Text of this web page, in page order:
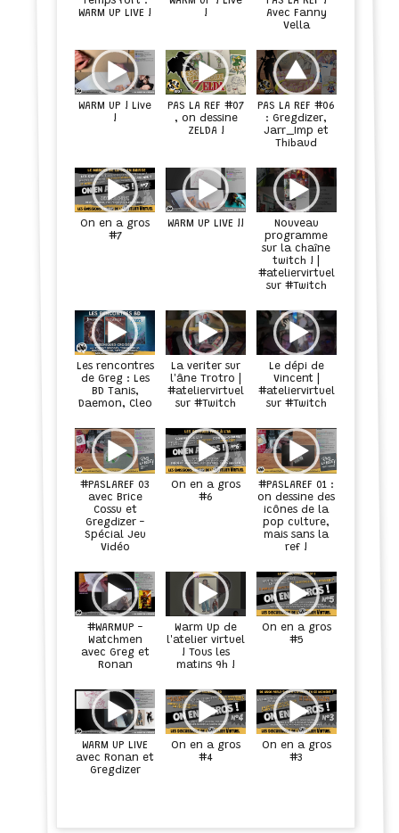
WARM UP LIVE ! !
Avec Fanny
Vella
WARM UP ! Live
!
PAS LA REF #07
, on dessine
ZELDA !
PAS LA REF #06
: Gregdizer,
Jarr_Imp et
Thibaud
On en a gros
#7
WARM UP LIVE !!
Nouveau
programme
sur la chaîne
twitch ! |
#ateliervirtuel
sur #Twitch
Les rencontres
de Greg : Les
BD Tanis,
Daemon, Cleo
La veriter sur
l'âne Trotro |
#ateliervirtuel
sur #Twitch
Le dépi de
Vincent |
#ateliervirtuel
sur #Twitch
#PASLAREF 03
avec Brice
Cossu et
Gregdizer -
Spécial Jeu
Vidéo
On en a gros
#6
#PASLAREF 01 :
on dessine des
icônes de la
pop culture,
mais sans la
ref !
#WARMUP -
Watchmen
avec Greg et
Ronan
Warm Up de
l'atelier virtuel
! Tous les
matins 9h !
On en a gros
#5
WARM UP LIVE
avec Ronan et
Gregdizer
On en a gros
#4
On en a gros
#3